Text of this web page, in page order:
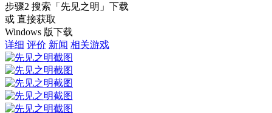
步骤2 搜索 「先见之明」 下载
或 直接获取
Windows 版下载
详细 评价 新闻 相关游戏